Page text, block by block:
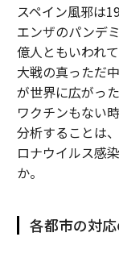
スペイン風邪は
エンザのパンデ
億人ともいわれ
大戦の真っただ
が世界に広がっ
ワクチンもない
分析することは
ロナウイルス感
か。
各都市の対